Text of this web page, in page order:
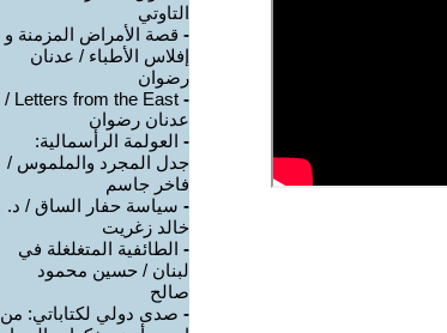
التاوتي
- قصة الأمراض المزمنة و
إفلاس الأطباء / عدنان
رضوان
-
Letters from the East /
عدنان رضوان
- العولمة الرأسمالية:
جدل المجرد والملموس /
فاخر جاسم
- سياسة حفار الساق / د.
خالد زغريت
- الطائفية المتغلغلة في
لبنان / حسين محمود
صالح
- صدى دولي لكتاباتي: من